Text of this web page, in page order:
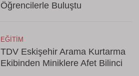
Öğrencilerle Buluştu
EĞITIM
TDV Eskişehir Arama Kurtarma
Ekibinden Miniklere Afet Bilinci